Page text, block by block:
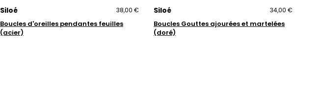
Siloé 38,00 €
Boucles d'oreilles pendantes feuilles
(acier)
Siloé 34,00 €
Boucles Gouttes ajourées et martelées
(doré)